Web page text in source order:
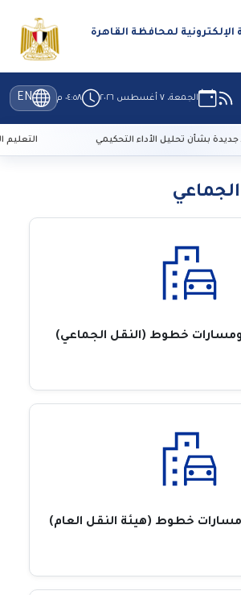
الإلكترونية لمحافظة القاهرة
الجمعة، ٧ أغسطس ٢٠٢٦ ٠٤:٥٨ م EN
بشأن تحليل الأداء التحكيمي التعليم العالي: 29 ألف طالب سجلوا رغباتهم في
ومسارات خطوط (النقل الجماعي)
خطوط (هيئة النقل العام)